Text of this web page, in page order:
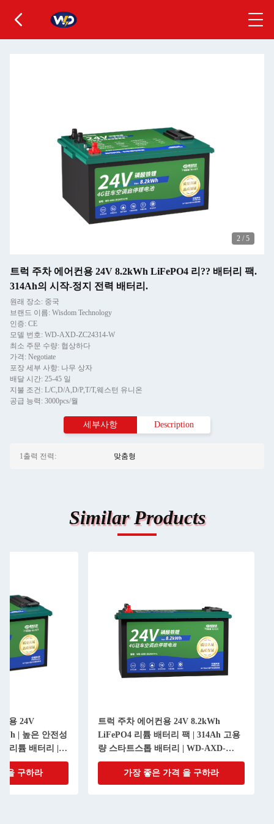
2 / 5
트럭 주차 에어컨용 24V 8.2kWh LiFePO4 리?? 배터리 팩.
314Ah의 시작-정지 전력 배터리.
원래 장소: 중국
브랜드 이름: Wisdom Technology
인증: CE
모델 번호: WD-AXD-ZC24314-W
최소 주문 수량: 협상하다
가격: Negotiate
포장 세부 사항: 나무 상자
배달 시간: 25-45 일
지불 조건: L/C,D/A,D/P,T/T,웨스턴 유니온
공급 능력: 3000pcs/월
세부사항 Description
1출력 전력: 맞춤형
Similar Products
용 24V
| 높은 안전성
리튬 배터리 |
을 구하라
트럭 주차 에어컨용 24V 8.2kWh
LiFePO4 리튬 배터리 팩 | 314Ah 고용
량 스타트스톱 배터리 | WD-AXD-
ZC24314-L
가장 좋은 가격 을 구하라